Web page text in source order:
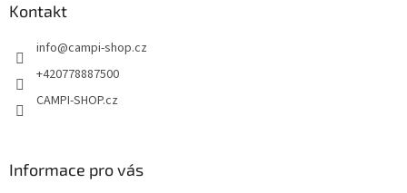
Kontakt
info@campi-shop.cz
+420778887500
CAMPI-SHOP.cz
Informace pro vás